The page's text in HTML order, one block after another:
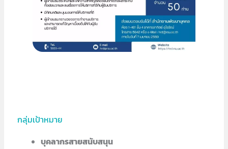
กลุ่มเป้าหมาย
บุคลากรสายสนับสนุน